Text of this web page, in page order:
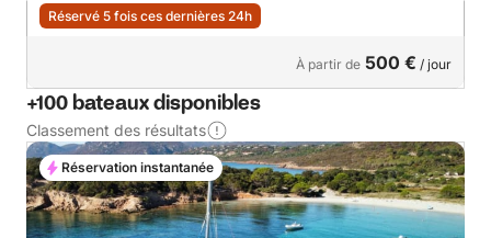
Réservé 5 fois ces dernières 24h
À partir de 500 € / jour
+100 bateaux disponibles
Classement des résultats
Réservation instantanée